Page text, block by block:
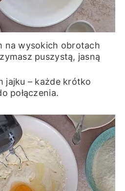
na wysokich obrotach
puszystą, jasną
jajku – każde krótko
połączenia.